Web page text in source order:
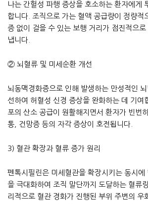
나는 간헐성 파행 증상을 호소하는 환자에게
합니다. 조직으로 가는 혈액 공급량이 정량적
증 없이 걸을 수 있는 보행 거리가 점진적으
냅니다.
② 뇌혈류 및 미세순환 개선
뇌동맥경화증으로 인해 발생하는 만성적인
선하여 허혈성 신경 증상을 완화하는 데 기여
포의 산소 공급이 원활해지면서 환자가 빈번
통, 건망증 등의 자각 증상이 호전됩니다.
3) 혈관 확장과 혈류 증가 원리
펜톡시필린은 미세혈관을 확장시키는 동시에
을 극대화하여 조직 말단까지 도달하는 혈류
리적으로 혈관 경화가 진행된 부위 주변의 우